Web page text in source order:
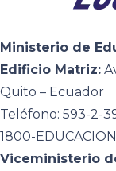
Ministerio de
Edificio Matriz:
Quito – Ecuador
Teléfono: 593-2-
1800-EDUCACION
Viceministerio